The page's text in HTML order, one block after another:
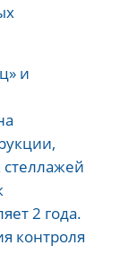
и
стеллажей
2 года.
контроля